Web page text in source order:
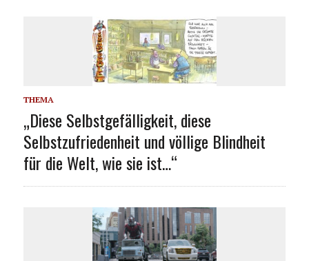
THEMA
„Diese Selbstgefälligkeit, diese
Selbstzufriedenheit und völlige Blindheit
für die Welt, wie sie ist…“